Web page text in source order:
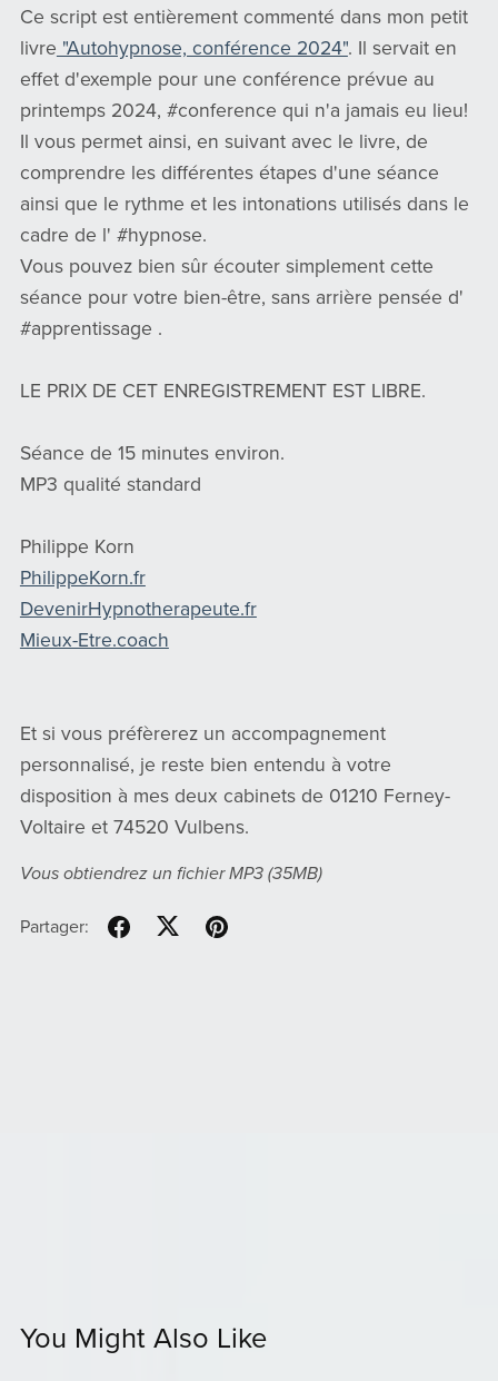
Ce script est entièrement commenté dans mon petit
livre "Autohypnose, conférence 2024". Il servait en
effet d'exemple pour une conférence prévue au
printemps 2024, #conference qui n'a jamais eu lieu!
Il vous permet ainsi, en suivant avec le livre, de
comprendre les différentes étapes d'une séance
ainsi que le rythme et les intonations utilisés dans le
cadre de l' #hypnose.
Vous pouvez bien sûr écouter simplement cette
séance pour votre bien-être, sans arrière pensée d'
#apprentissage .
LE PRIX DE CET ENREGISTREMENT EST LIBRE.
Séance de 15 minutes environ.
MP3 qualité standard
Philippe Korn
PhilippeKorn.fr
DevenirHypnotherapeute.fr
Mieux-Etre.coach
Et si vous préfèrerez un accompagnement
personnalisé, je reste bien entendu à votre
disposition à mes deux cabinets de 01210 Ferney-
Voltaire et 74520 Vulbens.
Vous obtiendrez un fichier MP3 (35MB)
Partager:
You Might Also Like